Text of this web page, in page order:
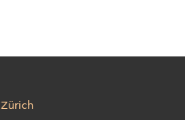
Zürich